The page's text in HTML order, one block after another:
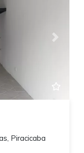
Next
Piracicaba